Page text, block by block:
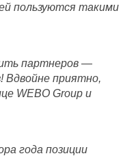
пользуются такими
партнеров —
Вдвойне приятно,
WEBO Group и
года позиции